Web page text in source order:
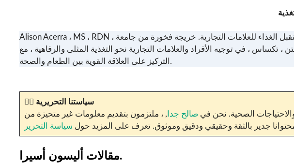
Alison Acerra ، MS ، RDN ، عضو متميز مخصص ، يقف كخبير في الطب ، واستراتيجي التغذية ، ومتحدث ديناميكي يشكّل مستقبل الغذاء للعلامات التجارية. خريجة فخورة من جامعة
، في توجيه الأفراد والعلامات التجارية نحو التغذية المثلى والرفاهية ، مع
التركيز على العلاقة القوية بين الطعام والصحة.
✍🏼 سياستنا التحريرية
الصحية. نحن فيصالح جدا , ، ملتزمون بتقديم معلومات غير متحيزة من
جدير بالثقة وحقيقي ودقيق وموثوق. تعرف على المزيد حول سياسة التحرير
مقالات أليسون أسيرا.